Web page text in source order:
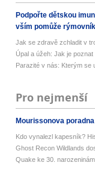
Podpořte dětskou
vším pomůže rýmovník
Jak se zdravě zchladit v
Úpal a úžeh: Jak je
Parazité v nás: Kterým se
Pro nejmenší
Mourissonova poradna
Kdo vynalezl kapesník?
Ghost Recon Wildlands
Quake ke 30.